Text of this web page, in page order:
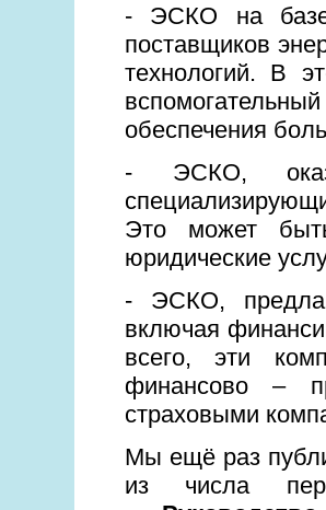
- ЭСКО на базе
поставщиков
технологий. В
обеспечения
- ЭСКО,
Это может быть
юридические
- ЭСКО,
включая
всего, эти
финансово –
страховыми
Мы ещё раз
из числа